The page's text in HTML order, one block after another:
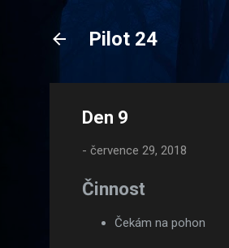
Pilot 24
Den 9
- července 29, 2018
Činnost
Čekám na pohon